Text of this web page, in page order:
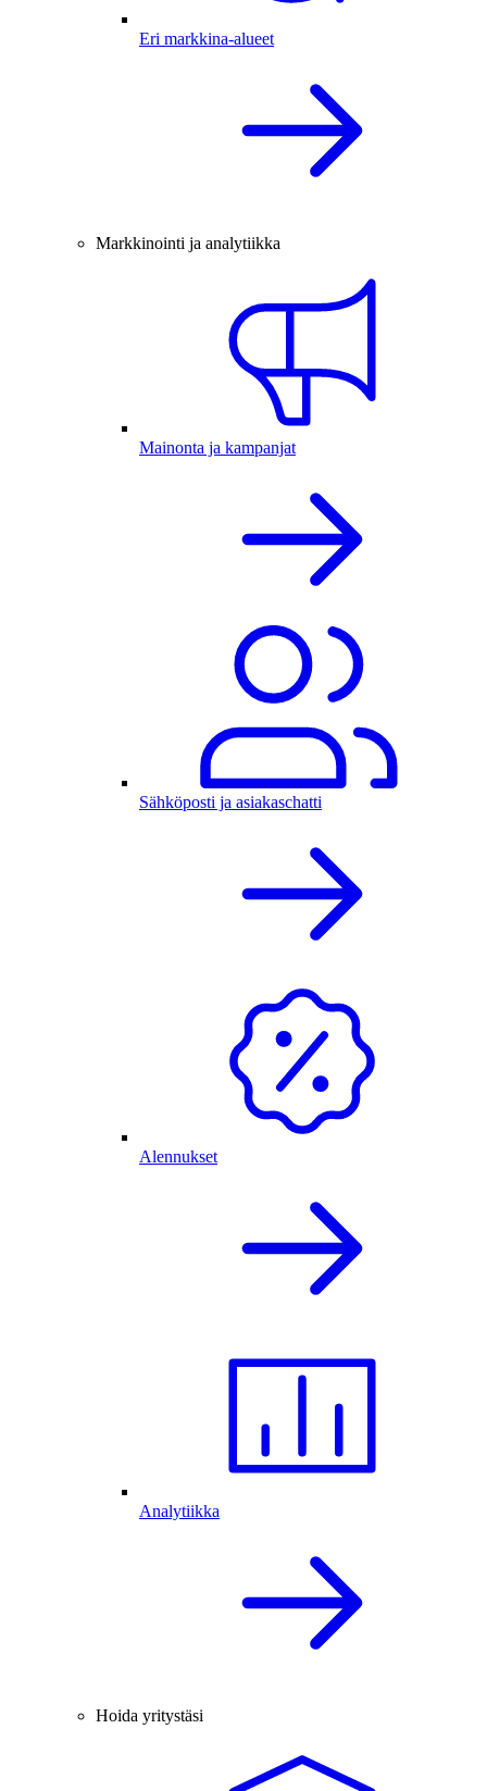
Eri markkina-alueet
Markkinointi ja analytiikka
Mainonta ja kampanjat
Sähköposti ja asiakaschatti
Alennukset
Analytiikka
Hoida yritystäsi